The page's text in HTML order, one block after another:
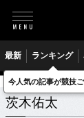
最新 ランキング
茨木佑太 関連記
茨木佑太
今人気の記事が競技